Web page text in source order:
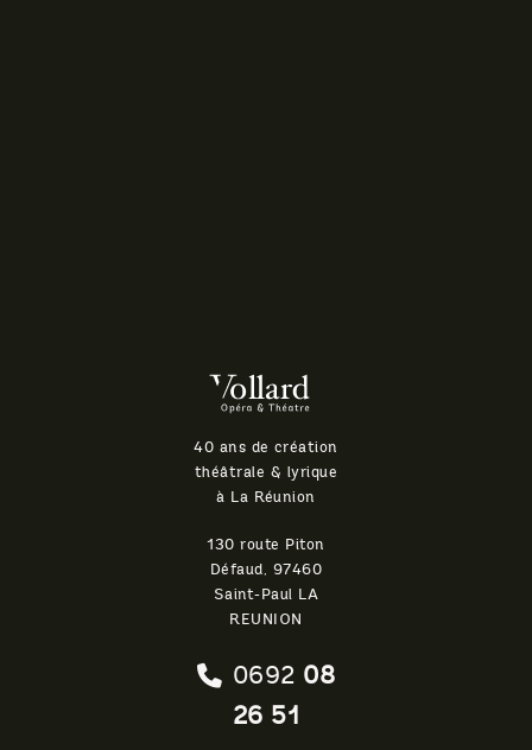
Théatre
Vollard
40 ans de création
théâtrale & lyrique
à La Réunion
130 route Piton
Défaud, 97460
Saint-Paul LA
REUNION
0692 08
26 51